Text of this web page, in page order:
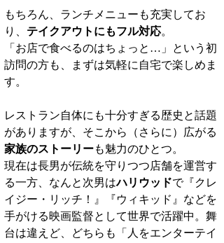
もちろん、ランチメニューも充実してお
り、 テイクアウトにもフル対応。
「お店で食べるのはちょっと…」という初
訪問の方も、まずは気軽に自宅で楽しめま
す。
レストラン自体にも十分すぎる歴史と話題
がありますが、そこから（さらに）広がる
家族のストーリーも魅力のひとつ。
現在は長男が伝統を守りつつ店舗を運営す
る一方、なんと次男はハリウッドで『クレ
イジー・リッチ！』『ウィキッド』などを
手がける映画監督として世界で活躍中。舞
台は違えど、どちらも「人をエンターテイ